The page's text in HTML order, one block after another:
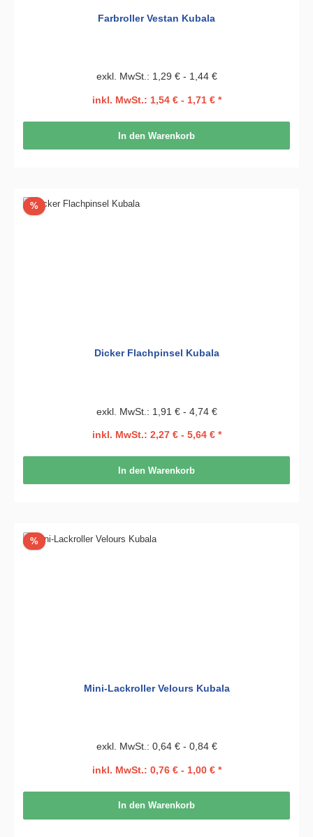
Farbroller Vestan Kubala
exkl. MwSt.: 1,29 € - 1,44 €
inkl. MwSt.: 1,54 € - 1,71 € *
In den Warenkorb
%Rabatt
Dicker Flachpinsel Kubala
exkl. MwSt.: 1,91 € - 4,74 €
inkl. MwSt.: 2,27 € - 5,64 € *
In den Warenkorb
%Rabatt
Mini-Lackroller Velours Kubala
exkl. MwSt.: 0,64 € - 0,84 €
inkl. MwSt.: 0,76 € - 1,00 € *
In den Warenkorb